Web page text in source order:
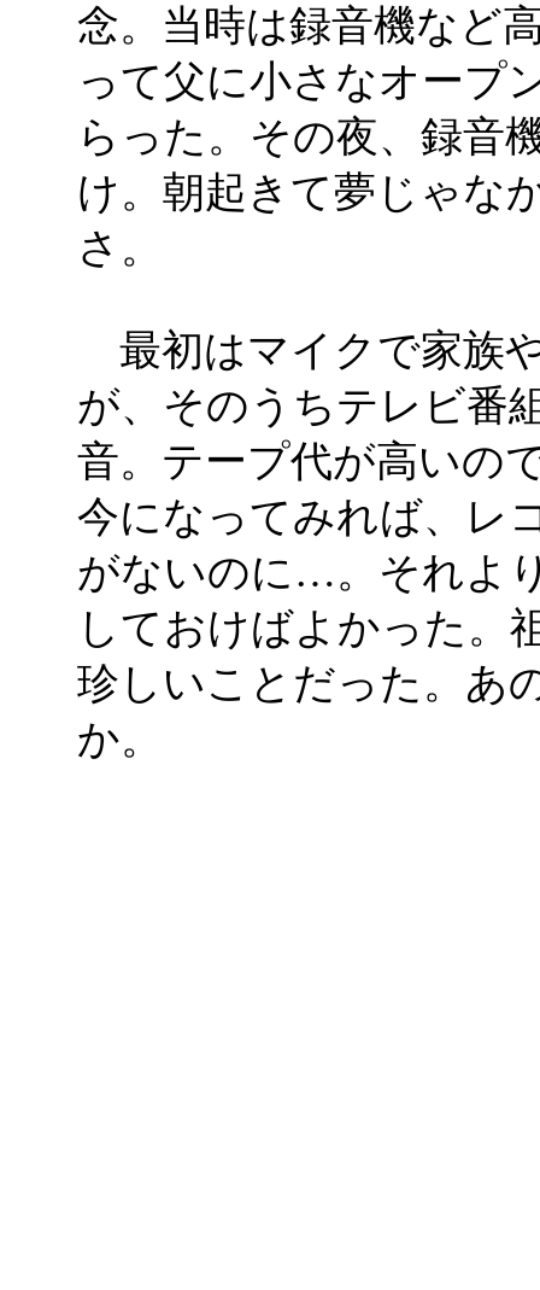
念。当時は録音機など
って父に小さなオープ
らった。その夜、録音
け。朝起きて夢じゃな
さ。
最初はマイクで家族
が、そのうちテレビ番
音。テープ代が高いの
今になってみれば、レ
がないのに…。それよ
しておけばよかった。
珍しいことだった。あ
か。